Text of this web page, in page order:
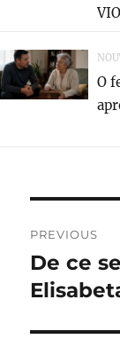
O
în
articole
PREVIOUS
Previous
post:
De ce